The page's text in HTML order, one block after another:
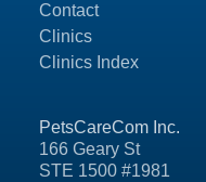
PetsCareCom Inc.
166 Geary St
STE 1500 #1981
Contact
Clinics
Clinics Index